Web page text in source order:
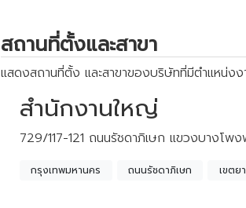
สถานที่ตั้งและสาขา
แสดงสถานที่ตั้ง และสาขาของบริษัทที่มีตำแหน่งง
สำนักงานใหญ่
729/117-121 ถนนรัชดาภิเษก แขวงบางโพ
กรุงเทพมหานคร ถนนรัชดาภิเษก เขตย